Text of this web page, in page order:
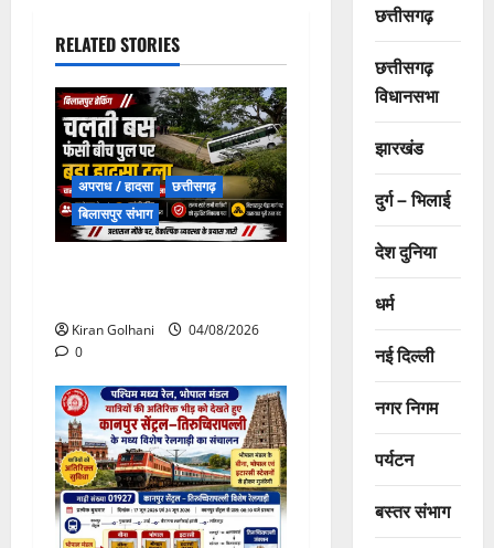
RELATED STORIES
अपराध / हादसा
छत्तीसगढ़
बिलासपुर संभाग
Kiran Golhani
04/08/2026
0
छत्तीसगढ़
छत्तीसगढ़
विधानसभा
झारखंड
दुर्ग – भिलाई
देश दुनिया
धर्म
नई दिल्ली
नगर निगम
पर्यटन
बस्तर संभाग